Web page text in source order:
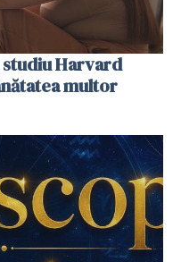
studiu Harvard
multor